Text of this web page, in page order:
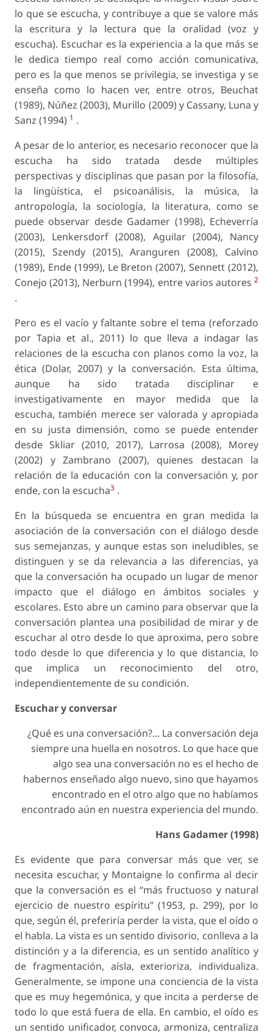
lo que se escucha, y contribuye a que se valore más
la escritura y la lectura que la oralidad (voz y
escucha). Escuchar es la experiencia a la que más se
le dedica tiempo real como acción comunicativa,
pero es la que menos se privilegia, se investiga y se
enseña como lo hacen ver, entre otros, Beuchat
(1989), Núñez (2003), Murillo (2009) y Cassany, Luna y
Sanz (1994) 1 .
A pesar de lo anterior, es necesario reconocer que la
escucha ha sido tratada desde múltiples
perspectivas y disciplinas que pasan por la filosofía,
la lingüística, el psicoanálisis, la música, la
antropología, la sociología, la literatura, como se
puede observar desde Gadamer (1998), Echeverría
(2003), Lenkersdorf (2008), Aguilar (2004), Nancy
(2015), Szendy (2015), Aranguren (2008), Calvino
(1989), Ende (1999), Le Breton (2007), Sennett (2012),
Conejo (2013), Nerburn (1994), entre varios autores 2
.
Pero es el vacío y faltante sobre el tema (reforzado
por Tapia et al., 2011) lo que lleva a indagar las
relaciones de la escucha con planos como la voz, la
ética (Dolar, 2007) y la conversación. Esta última,
aunque ha sido tratada disciplinar e
investigativamente en mayor medida que la
escucha, también merece ser valorada y apropiada
en su justa dimensión, como se puede entender
desde Skliar (2010, 2017), Larrosa (2008), Morey
(2002) y Zambrano (2007), quienes destacan la
relación de la educación con la conversación y, por
ende, con la escucha3 .
En la búsqueda se encuentra en gran medida la
asociación de la conversación con el diálogo desde
sus semejanzas, y aunque estas son ineludibles, se
distinguen y se da relevancia a las diferencias, ya
que la conversación ha ocupado un lugar de menor
impacto que el diálogo en ámbitos sociales y
escolares. Esto abre un camino para observar que la
conversación plantea una posibilidad de mirar y de
escuchar al otro desde lo que aproxima, pero sobre
todo desde lo que diferencia y lo que distancia, lo
que implica un reconocimiento del otro,
independientemente de su condición.
Escuchar y conversar
¿Qué es una conversación?... La conversación deja
siempre una huella en nosotros. Lo que hace que
algo sea una conversación no es el hecho de
habernos enseñado algo nuevo, sino que hayamos
encontrado en el otro algo que no habíamos
encontrado aún en nuestra experiencia del mundo.
Hans Gadamer (1998)
Es evidente que para conversar más que ver, se
necesita escuchar, y Montaigne lo confirma al decir
que la conversación es el “más fructuoso y natural
ejercicio de nuestro espíritu” (1953, p. 299), por lo
que, según él, preferiría perder la vista, que el oído o
el habla. La vista es un sentido divisorio, conlleva a la
distinción y a la diferencia, es un sentido analítico y
de fragmentación, aísla, exterioriza, individualiza.
Generalmente, se impone una conciencia de la vista
que es muy hegemónica, y que incita a perderse de
todo lo que está fuera de ella. En cambio, el oído es
un sentido unificador, convoca, armoniza, centraliza